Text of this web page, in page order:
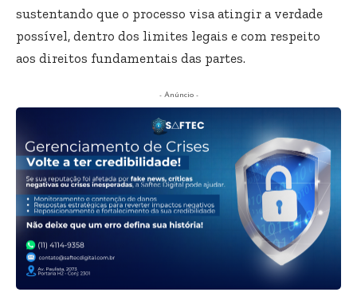
sustentando que o processo visa atingir a verdade
possível, dentro dos limites legais e com respeito
aos direitos fundamentais das partes.
- Anúncio -